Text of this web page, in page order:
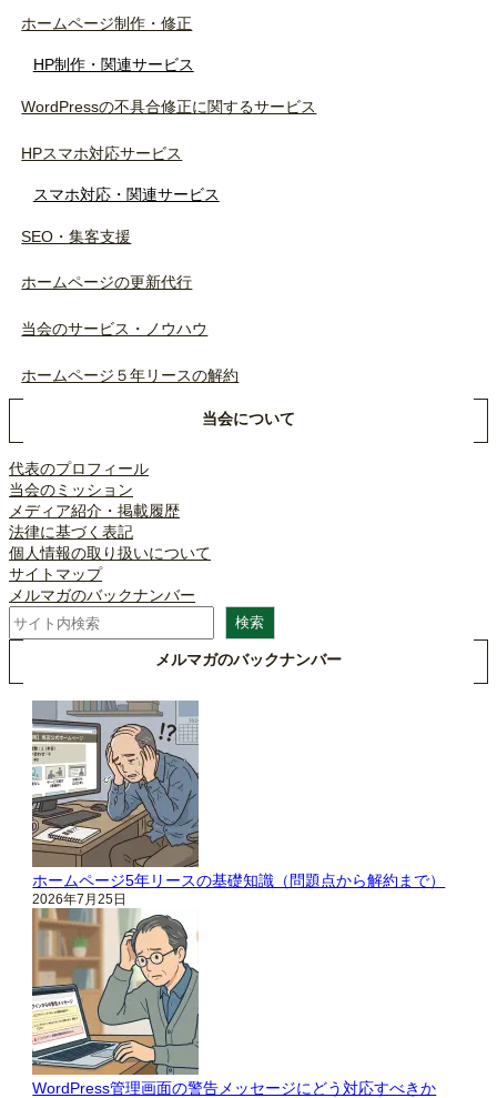
ホームページ制作・修正
HP制作・関連サービス
WordPressの不具合修正に関するサービス
HPスマホ対応サービス
スマホ対応・関連サービス
SEO・集客支援
ホームページの更新代行
当会のサービス・ノウハウ
ホームページ５年リースの解約
当会について
代表のプロフィール
当会のミッション
メディア紹介・掲載履歴
法律に基づく表記
個人情報の取り扱いについて
サイトマップ
メルマガのバックナンバー
検
索
検索
メルマガのバックナンバー
ホームページ5年リースの基礎知識（問題点から解約まで）
2026年7月25日
WordPress管理画面の警告メッセージにどう対応すべきか